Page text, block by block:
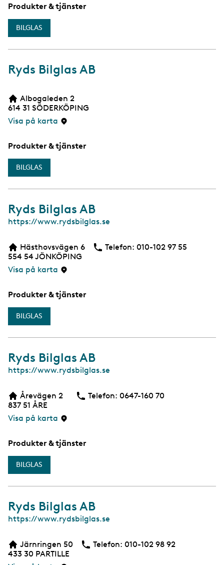
Produkter & tjänster
BILGLAS
Ryds Bilglas AB
Albogaleden 2
614 31 SÖDERKÖPING
Visa på karta
Produkter & tjänster
BILGLAS
Ryds Bilglas AB
W
https://www.rydsbilglas.se
Hästhovsvägen 6
554 54 JÖNKÖPING
Visa på karta
Telefon: Telefon
010-102 97 55
Produkter & tjänster
BILGLAS
Ryds Bilglas AB
W
https://www.rydsbilglas.se
Årevägen 2
837 51 ÅRE
Visa på karta
Telefon: Telefon
0647-160 70
Produkter & tjänster
BILGLAS
Ryds Bilglas AB
W
https://www.rydsbilglas.se
Järnringen 50
433 30 PARTILLE
Telefon: Telefon
010-102 98 92